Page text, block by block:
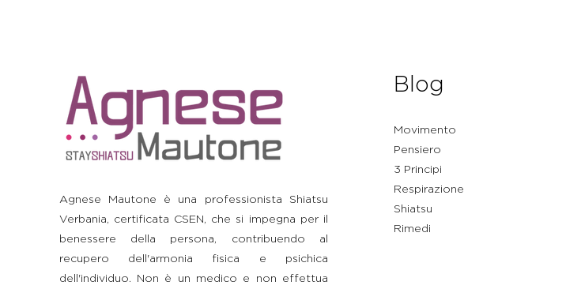
Agnese Mautone è una professionista Shiatsu
Verbania, certificata CSEN, che si impegna per il
benessere della persona, contribuendo al
recupero dell'armonia fisica e psichica
dell'individuo. Non è un medico e non effettua
Blog
Movimento
Pensiero
3 Principi
Respirazione
Shiatsu
Rimedi